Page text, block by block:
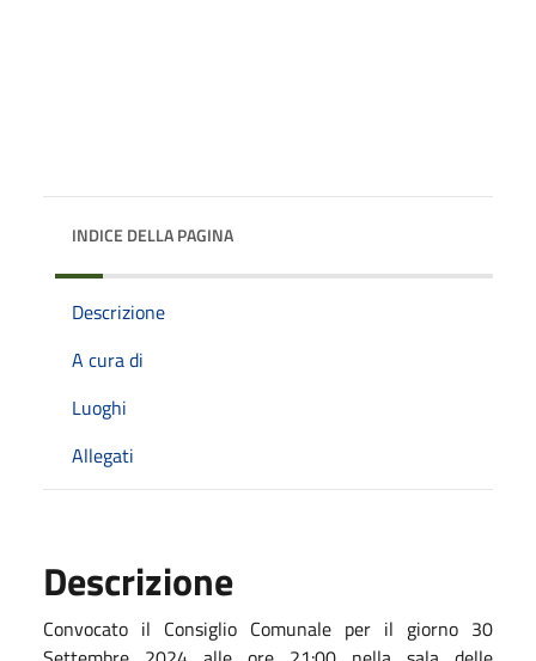
INDICE DELLA PAGINA
Descrizione
A cura di
Luoghi
Allegati
Descrizione
Convocato il Consiglio Comunale per il giorno 30